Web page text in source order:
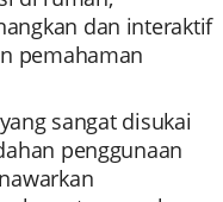
dan interaktif
pemahaman
sangat disukai
penggunaan